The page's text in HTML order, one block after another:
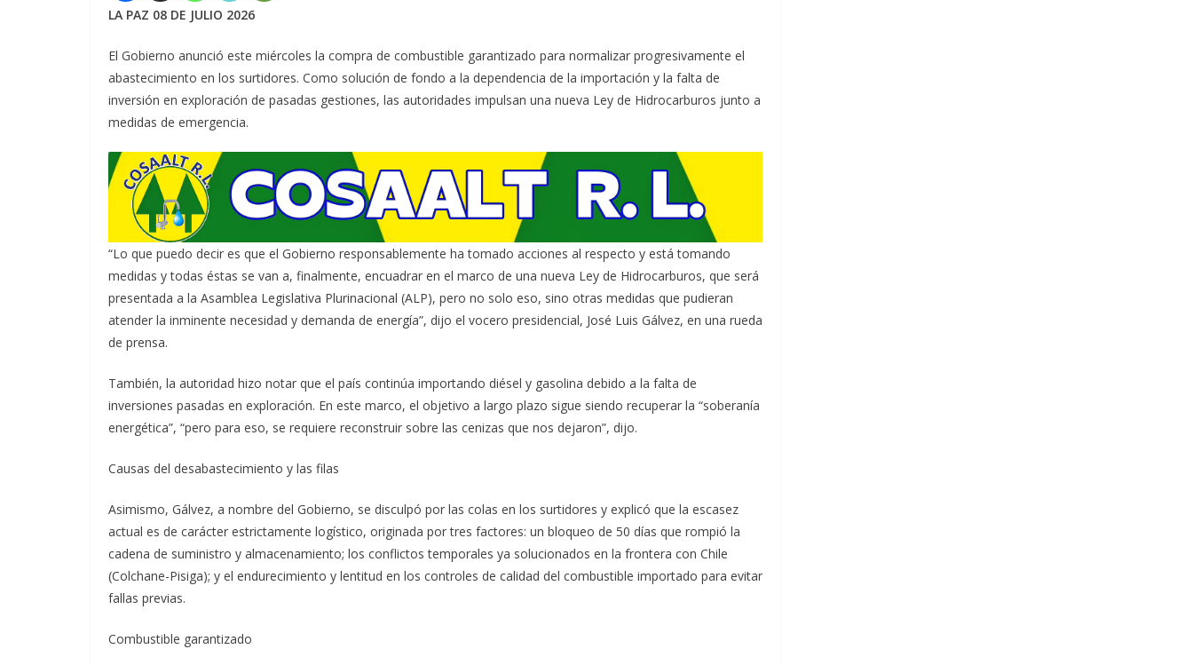
LA PAZ 08 DE JULIO 2026
El Gobierno anunció este miércoles la compra de combustible garantizado para normalizar progresivamente el
abastecimiento en los surtidores. Como solución de fondo a la dependencia de la importación y la falta de
inversión en exploración de pasadas gestiones, las autoridades impulsan una nueva Ley de Hidrocarburos junto a
medidas de emergencia.
“Lo que puedo decir es que el Gobierno responsablemente ha tomado acciones al respecto y está tomando
medidas y todas éstas se van a, finalmente, encuadrar en el marco de una nueva Ley de Hidrocarburos, que será
presentada a la Asamblea Legislativa Plurinacional (ALP), pero no solo eso, sino otras medidas que pudieran
atender la inminente necesidad y demanda de energía”, dijo el vocero presidencial, José Luis Gálvez, en una rueda
de prensa.
También, la autoridad hizo notar que el país continúa importando diésel y gasolina debido a la falta de
inversiones pasadas en exploración. En este marco, el objetivo a largo plazo sigue siendo recuperar la “soberanía
energética”, “pero para eso, se requiere reconstruir sobre las cenizas que nos dejaron”, dijo.
Causas del desabastecimiento y las filas
Asimismo, Gálvez, a nombre del Gobierno, se disculpó por las colas en los surtidores y explicó que la escasez
actual es de carácter estrictamente logístico, originada por tres factores: un bloqueo de 50 días que rompió la
cadena de suministro y almacenamiento; los conflictos temporales ya solucionados en la frontera con Chile
(Colchane-Pisiga); y el endurecimiento y lentitud en los controles de calidad del combustible importado para evitar
fallas previas.
Combustible garantizado